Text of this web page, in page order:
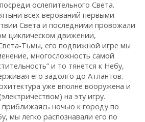
ослепительного Света.
всех верований первыми
Света и последними провожали
циклическом движении,
Тьмы, его подвижной игре мы
многосложность самой
и то тянется к Небу,
его задолго до Атлантов.
уже вполне вооружена и
на эту игру.
ночью к городу по
мы легко распознавали его по